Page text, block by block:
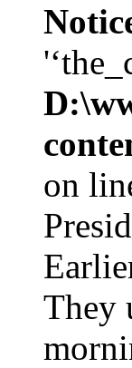
on
They